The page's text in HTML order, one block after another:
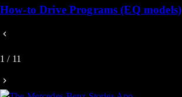
How-to Drive Programs (EQ models)
1 / 11